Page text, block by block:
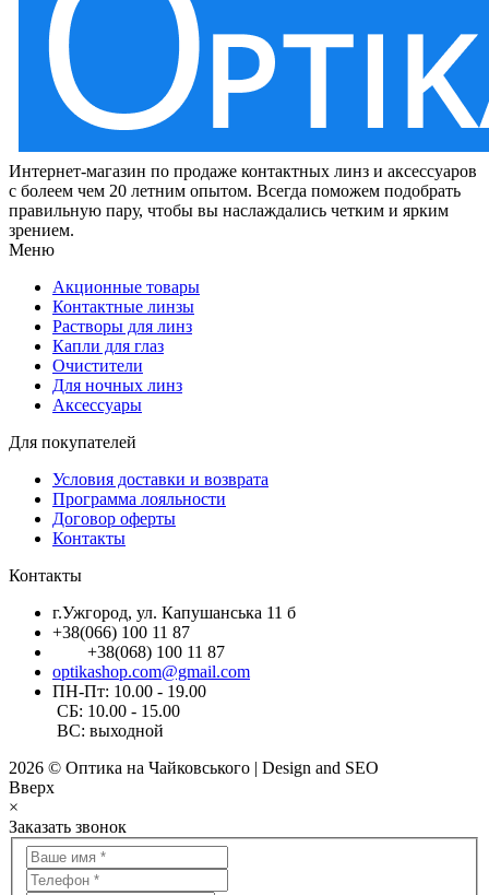
Интернет-магазин по продаже контактных линз и аксессуаров
с болеем чем 20 летним опытом. Всегда поможем подобрать
правильную пару, чтобы вы наслаждались четким и ярким
зрением.
Меню
Акционные товары
Контактные линзы
Растворы для линз
Капли для глаз
Очистители
Для ночных линз
Аксессуары
Для покупателей
Условия доставки и возврата
Программа лояльности
Договор оферты
Контакты
Контакты
г.Ужгород, ул. Капушанська 11 б
+38(066) 100 11 87
+38(068) 100 11 87
optikashop.com@gmail.com
ПН-Пт: 10.00 - 19.00
СБ: 10.00 - 15.00
ВС: выходной
2026 © Оптика на Чайковського | Design and SEO
Вверх
×
Заказать звонок